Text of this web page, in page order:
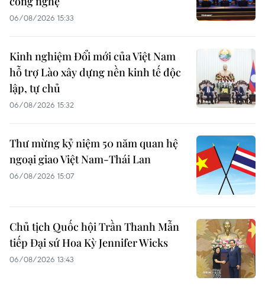
06/08/2026 15:33
Kinh nghiệm Đổi mới của Việt Nam
hỗ trợ Lào xây dựng nền kinh tế độc
lập, tự chủ
06/08/2026 15:32
Thư mừng kỷ niệm 50 năm quan hệ
ngoại giao Việt Nam-Thái Lan
06/08/2026 15:07
Chủ tịch Quốc hội Trần Thanh Mẫn
tiếp Đại sứ Hoa Kỳ Jennifer Wicks
06/08/2026 13:43